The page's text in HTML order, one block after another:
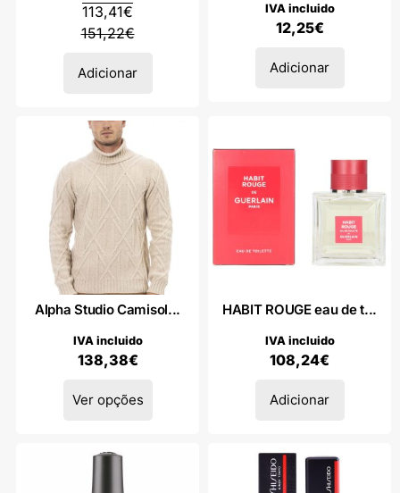
151,22€
113,41€
Adicionar
12,25€
IVA incluido
Adicionar
Alpha Studio Camisol...
138,38€
IVA incluido
Ver opções
HABIT ROUGE eau de t...
108,24€
IVA incluido
Adicionar